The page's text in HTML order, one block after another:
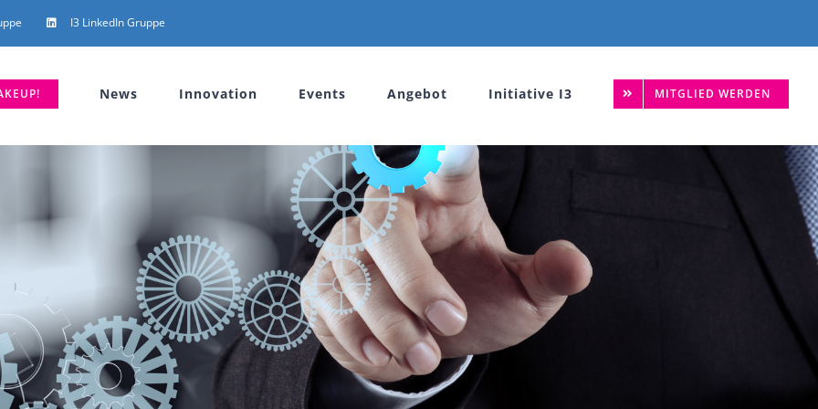
I3 LinkedIn Gruppe
News Innovation Events Angebot Initiative I3 MITGLIED WERDEN